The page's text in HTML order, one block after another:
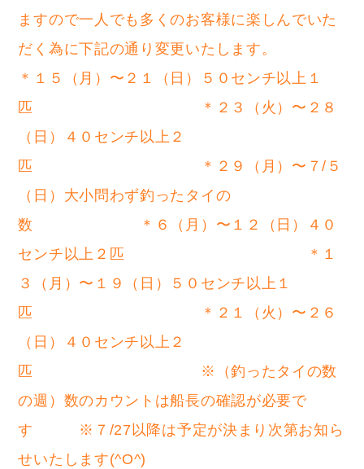
ますので一人でも多くのお客様に楽しんでいた
だく為に下記の通り変更いたします。
＊１５（月）〜２１（日）５０センチ以上１
匹 ＊２３（火）〜２８
（日）４０センチ以上２
匹 ＊２９（月）〜７/５
（日）大小問わず釣ったタイの
数 ＊６（月）〜１２（日）４０
センチ以上２匹 ＊１
３（月）〜１９（日）５０センチ以上１
匹 ＊２１（火）〜２６
（日）４０センチ以上２
匹 ※（釣ったタイの数
の週）数のカウントは船長の確認が必要で
す ※７/27以降は予定が決まり次第お知ら
せいたします(^O^)